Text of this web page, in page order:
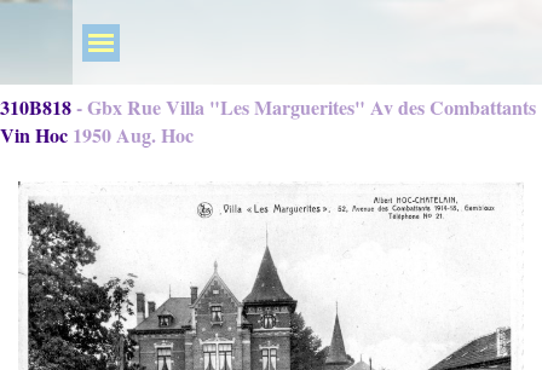
310B818 - Gbx Rue Villa "Les Marguerites" Av des Combattants
Vin Hoc 1950 Aug. Hoc